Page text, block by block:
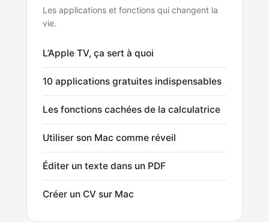
Les applications et fonctions qui changent la
vie.
L’Apple TV, ça sert à quoi
10 applications gratuites indispensables
Les fonctions cachées de la calculatrice
Utiliser son Mac comme réveil
Éditer un texte dans un PDF
Créer un CV sur Mac